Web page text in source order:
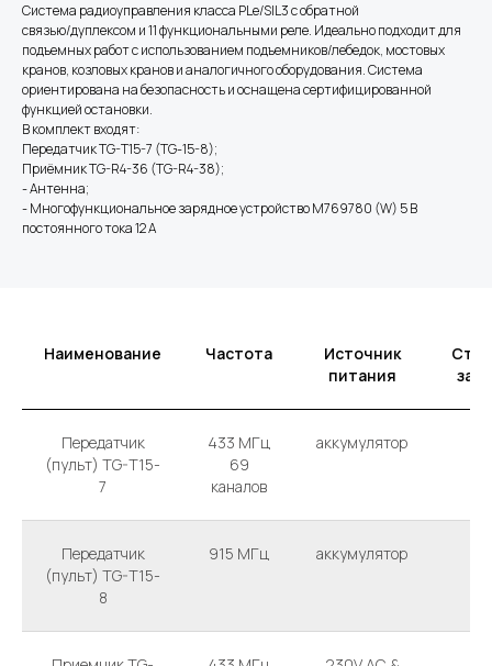
Система радиоуправления класса PLe/SIL3 с обратной
связью/дуплексом и 11 функциональными реле. Идеально подходит для
подъемных работ с использованием подъемников/лебедок, мостовых
кранов, козловых кранов и аналогичного оборудования. Система
ориентирована на безопасность и оснащена сертифицированной
функцией остановки.
В комплект входят:
Передатчик TG-T15-7 (TG-15-8);
Приёмник TG-R4-36 (TG-R4-38);
- Антенна;
- Многофункциональное зарядное устройство M769780 (W) 5 В
постоянного тока 12 А
Наименование Частота
Источник
питания
Передатчик
(пульт) TG-T15-
7
433 MГц
69
каналов
аккумулятор
Передатчик
(пульт) TG-T15-
8
915 MГц аккумулятор